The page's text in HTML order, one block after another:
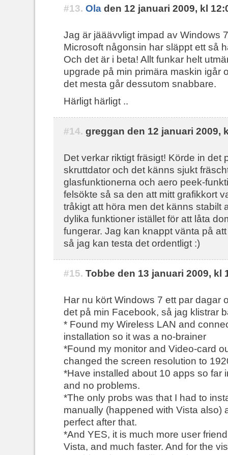
#13. Ola den 12 januari 2009, kl
Jag är jääävvligt impad av Windows
Microsoft någonsin har släppt ett så
Och det är i beta! Allt funkar helt
upgrade på min primära maskin igår
det mesta går dessutom snabbare.
Härligt härligt ..
#14. greggan den 12 januari 2009,
Det verkar riktigt fräsigt! Körde in det
skruttdator och det känns sjukt
glasfunktionerna och aero peek-
felsökte så sa den att mitt grafikkort
tråkigt att höra men det känns stabilt
dylika funktioner istället för att låta
fungerar. Jag kan knappt vänta på
så jag kan testa det ordentligt :)
#15. Tobbe den 13 januari 2009, kl
Har nu kört Windows 7 ett par dagar
det på min Facebook, så jag klistrar
* Found my Wireless LAN and
installation so it was a no-brainer
*Found my monitor and Video-card
changed the screen resolution to
*Have installed about 10 apps so far
and no problems.
*The only probs was that I had to
manually (happened with Vista also)
perfect after that.
*And YES, it is much more user
Vista, and much faster. And for the